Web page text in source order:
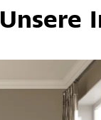
Unsere